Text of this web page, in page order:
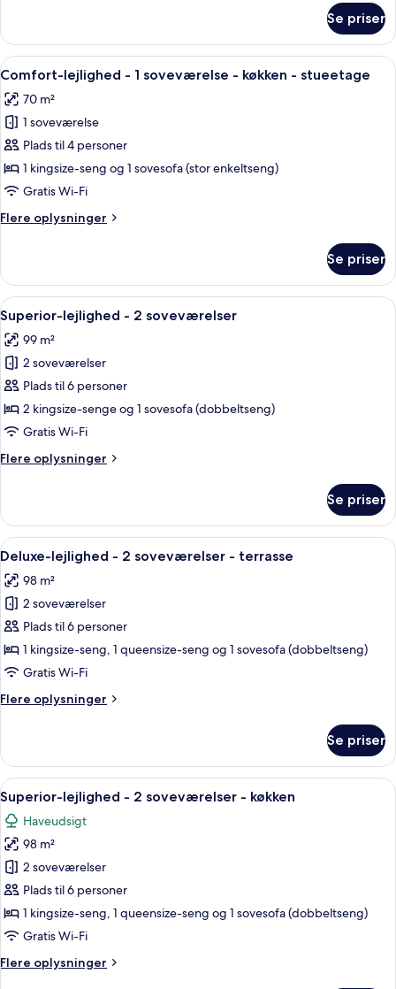
suite
1
soveværelse
Se priser
Indlæs
alle
billeder
af
Comfort-
lejlighed
-
soveværelse
stueetage
En moderne stue med sofa, stole,
6
Comfort-lejlighed - 1 soveværelse - køkken - stueetage
70 m²
1 soveværelse
Plads til 4 personer
1 kingsize-seng og 1 sovesofa (stor enkeltseng)
Gratis Wi-Fi
Flere oplysninger
Flere
lejlighed
1
soveværelse
køkken
stueetage
Se priser
Indlæs
alle
billeder
af
Superior-
lejlighed
-
soveværelser
En moderne stue med sofa, stole, et
6
Superior-lejlighed - 2 soveværelser
99 m²
2 soveværelser
Plads til 6 personer
2 kingsize-senge og 1 sovesofa (dobbeltseng)
Gratis Wi-Fi
Flere oplysninger
Flere
lejlighed
2
soveværelser
Se priser
Indlæs
alle
billeder
af
Deluxe-
lejlighed
-
soveværelser
Et moderne køkken med
14
Deluxe-lejlighed - 2 soveværelser - terrasse
98 m²
2 soveværelser
Plads til 6 personer
1 kingsize-seng, 1 queensize-seng og 1 sovesofa (dobbeltseng)
Gratis Wi-Fi
Flere oplysninger
Flere
lejlighed
2
soveværelser
terrasse
Se priser
Indlæs
alle
billeder
af
Superior-
lejlighed
-
2
-
En stue med sofa, lænestol,
8
Superior-lejlighed - 2 soveværelser - køkken
Haveudsigt
98 m²
2 soveværelser
Plads til 6 personer
1 kingsize-seng, 1 queensize-seng og 1 sovesofa (dobbeltseng)
Gratis Wi-Fi
Flere oplysninger
Flere